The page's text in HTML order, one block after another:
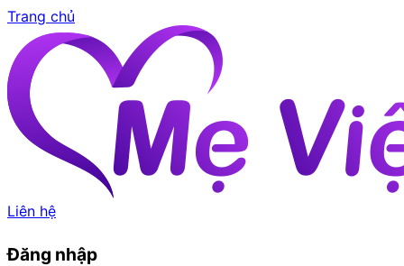
Trang chủ
Liên hệ
Đăng nhập